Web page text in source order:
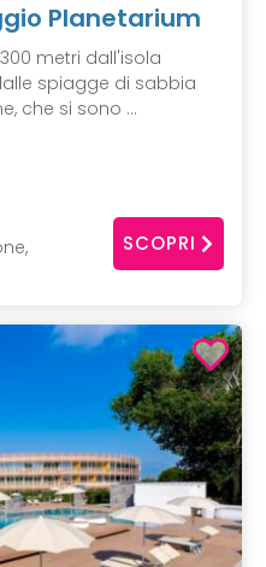
Planetarium
metri dall'isola
spiagge di sabbia
che si sono ...
SCOPRI